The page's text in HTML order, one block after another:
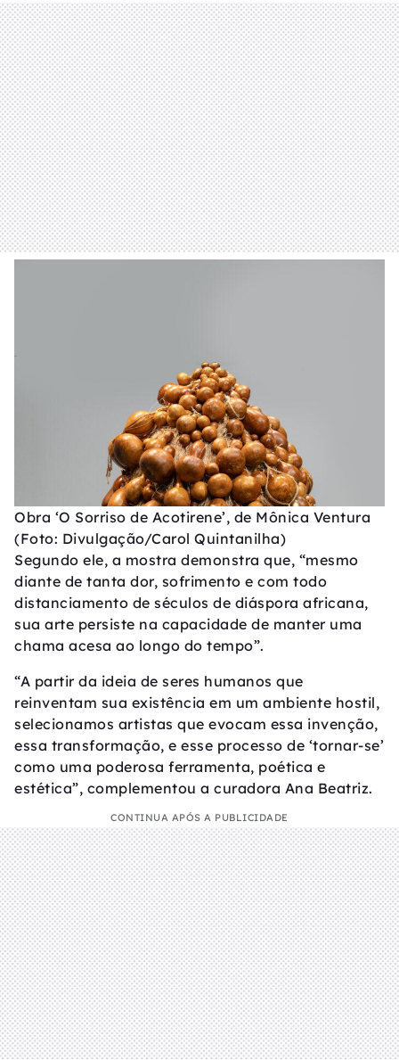
Obra ‘O Sorriso de Acotirene’, de Mônica Ventura
(Foto: Divulgação/Carol Quintanilha)
Segundo ele, a mostra demonstra que, “mesmo
diante de tanta dor, sofrimento e com todo
distanciamento de séculos de diáspora africana,
sua arte persiste na capacidade de manter uma
chama acesa ao longo do tempo”.
“A partir da ideia de seres humanos que
reinventam sua existência em um ambiente hostil,
selecionamos artistas que evocam essa invenção,
essa transformação, e esse processo de ‘tornar-se’
como uma poderosa ferramenta, poética e
estética”, complementou a curadora Ana Beatriz.
CONTINUA APÓS A PUBLICIDADE